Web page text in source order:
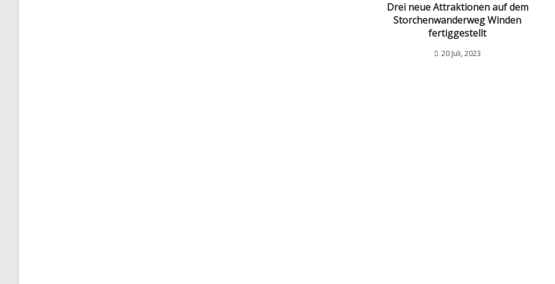
Drei neue Attraktionen auf dem
Storchenwanderweg Winden
fertiggestellt
20 Juli, 2023